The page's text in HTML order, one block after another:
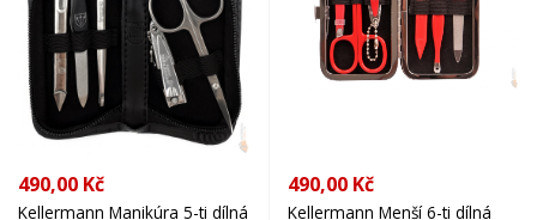
490,00 Kč
Kellermann Manikúra 5-ti dílná
490,00 Kč
Kellermann Menší 6-ti dílná